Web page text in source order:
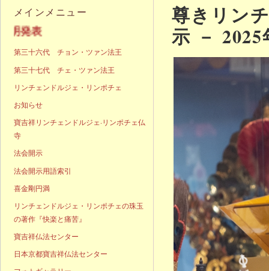
尊きリン
示 －
メインメニュー
第三十六代 チョン・ツァン法王
第三十七代 チェ・ツァン法王
リンチェンドルジェ・リンポチェ
お知らせ
寶吉祥リンチェンドルジェ·リンポチェ仏
寺
法会開示
法会開示用語索引
喜金剛円満
リンチェンドルジェ・リンポチェの珠玉
の著作『快楽と痛苦』
寶吉祥仏法センター
日本京都寶吉祥仏法センター